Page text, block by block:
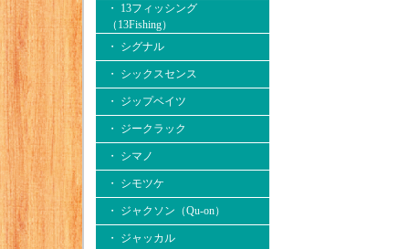
・ 13フィッシング
（13Fishing）
・ シグナル
・ シックスセンス
・ ジップベイツ
・ ジークラック
・ シマノ
・ シモツケ
・ ジャクソン（Qu-on）
・ ジャッカル